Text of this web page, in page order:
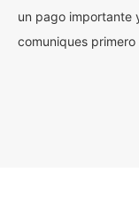
un pago importante
comuniques